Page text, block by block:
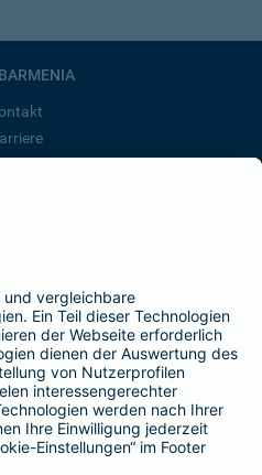
BarmeniaGothaer
SEITEN